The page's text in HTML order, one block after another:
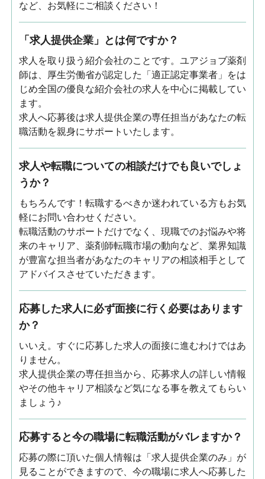
など、お気軽にご相談ください！
「求人提供企業」とは何ですか？
求人を取り扱う紹介会社のことです。ユアジョブ薬剤
師は、厚生労働省が認定した「適正認定事業者」をは
じめ全国の優良な紹介会社の求人を中心に掲載してい
ます。
求人へ応募後は求人提供企業の専任担当があなたの転
職活動を親身にサポートいたします。
求人や転職についての相談だけでも良いでしょ
うか？
もちろんです！転職するべきか迷われている方もお気
軽にお問い合わせください。
転職活動のサポートだけでなく、現職でのお悩みや将
来のキャリア、薬剤師転職市場の動向など、業界知識
が豊富な担当者があなたのキャリアの相談相手として
アドバイスさせていただきます。
応募した求人に必ず面接に行く必要はあります
か？
いいえ。すぐに応募した求人の面接に進むわけではあ
りません。
求人提供企業の専任担当から、応募求人の詳しい情報
やその他キャリア相談など気になる事を教えてもらい
ましょう♪
応募すると今の職場に転職活動がバレますか？
応募の際に頂いた個人情報は「求人提供企業のみ」が
見ることができますので、今の職場に求人へ応募した